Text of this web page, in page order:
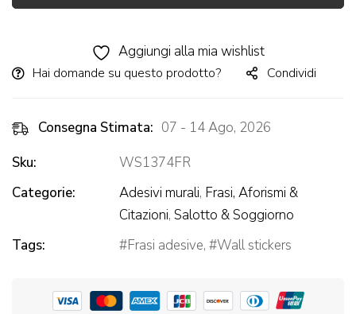
Aggiungi alla mia wishlist
Hai domande su questo prodotto? Condividi
Consegna Stimata: 07 - 14 Ago, 2026
Sku:
WS1374FR
Categorie:
Adesivi murali, Frasi, Aforismi &
Citazioni, Salotto & Soggiorno
Tags:
Frasi adesive, Wall stickers